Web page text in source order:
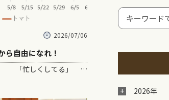
2026/07/06
ら自由になれ！
「ちゃんとやる」 「忙しくしてる」 これ、大人になるとセットで増えていかない？ &nbs…
2026年